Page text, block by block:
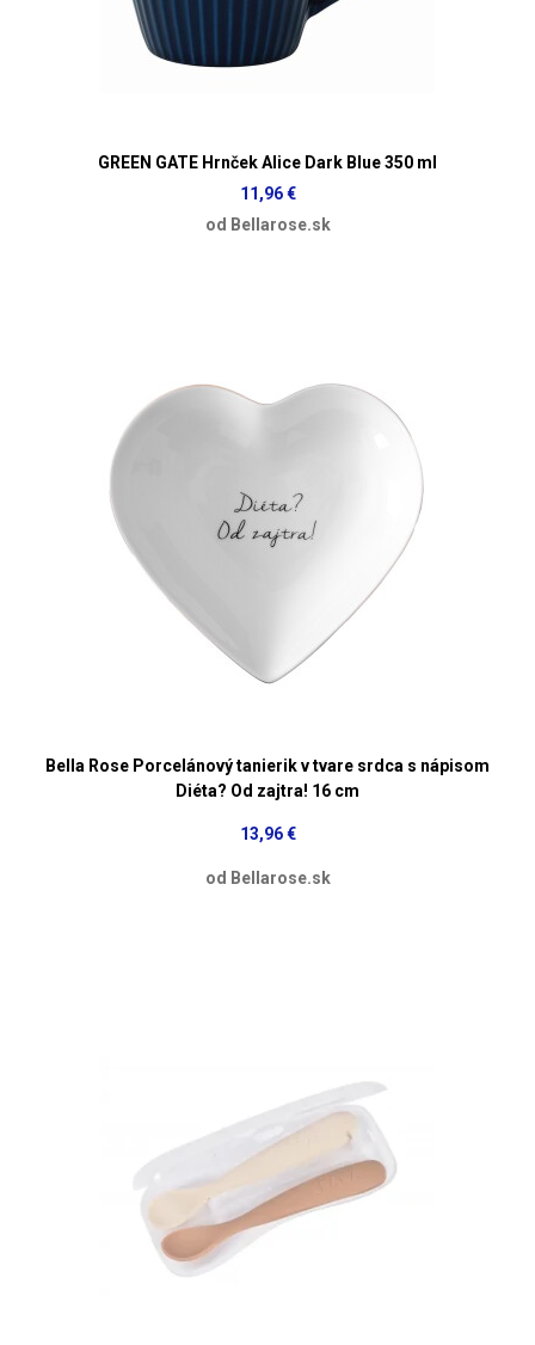
GREEN GATE Hrnček Alice Dark Blue 350 ml
11,96 €
od Bellarose.sk
Bella Rose Porcelánový tanierik v tvare srdca s nápisom
Diéta? Od zajtra! 16 cm
13,96 €
od Bellarose.sk